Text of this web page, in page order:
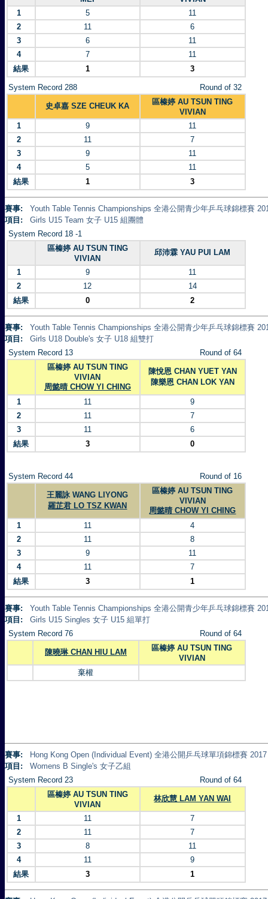
1
5
11
2
11
6
3
6
11
4
7
11
結果
1 3
System Record 288 Round of 32
史卓嘉 SZE CHEUK KA
區榛婷 AU TSUN TING
VIVIAN
1
9
11
2
11
7
3
9
11
4
5
11
結果
1 3
賽事:
Youth Table Tennis Championships 全港公開青少年乒乓球錦標賽
項目:
Girls U15 Team 女子 U15 組團體
System Record 18 -1
區榛婷 AU TSUN TING
VIVIAN
邱沛霖 YAU PUI LAM
1 9
11
2
12
14
結果
0 2
賽事:
Youth Table Tennis Championships 全港公開青少年乒乓球錦標賽
項目:
Girls U18 Double's 女子 U18 組雙打
System Record 13
Round of 64
區榛婷 AU TSUN TING
VIVIAN
周懿晴 CHOW YI CHING
陳悅恩 CHAN YUET YAN
陳樂恩 CHAN LOK YAN
1 11
9
2
11
7
3
11
6
結果
3 0
System Record 44 Round of 16
王麗詠 WANG LIYONG
羅芷君 LO TSZ KWAN
區榛婷 AU TSUN TING
VIVIAN
周懿晴 CHOW YI CHING
1
11
4
2
11
8
3
9
11
4
11
7
結果
3 1
賽事:
Youth Table Tennis Championships 全港公開青少年乒乓球錦標賽
項目:
Girls U15 Singles 女子 U15 組單打
System Record 76
Round of 64
陳曉琳 CHAN HIU LAM
區榛婷 AU TSUN TING
VIVIAN
棄權
賽事:
Hong Kong Open (Individual Event) 全港公開乒乓球單項錦標賽 2017
項目:
Womens B Single's 女子乙組
System Record 23
Round of 64
區榛婷 AU TSUN TING
VIVIAN
林欣慧 LAM YAN WAI
1 11
7
2
11
7
3
8
11
4
11
9
結果
3 1